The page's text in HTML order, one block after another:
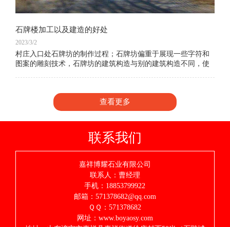
石牌楼加工以及建造的好处
2023/3/2
村庄入口处石牌坊的制作过程；石牌坊偏重于展现一些字符和
图案的雕刻技术，石牌坊的建筑构造与别的建筑构造不同，使
查看更多
联系我们
嘉祥博耀石业有限公司
联系人：曹经理
手机：18853799922
邮箱：571378682@qq.com
ＱＱ：571378682
网址：www.boyaosy.com